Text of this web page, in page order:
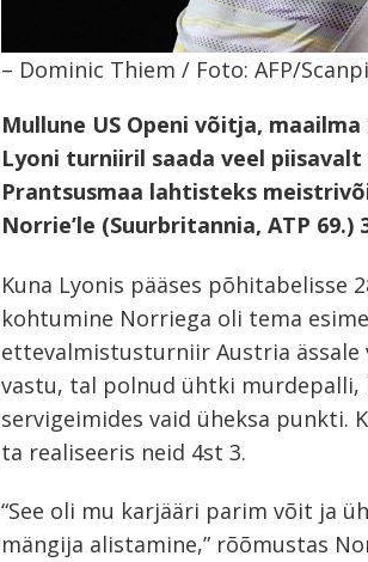
– Dominic Thiem / Foto: AFP/
Mullune US Openi võitja,
Lyoni turniiril saada veel
Prantsusmaa lahtisteks
Norrie’le (Suurbritannia, ATP 69.)
Kuna Lyonis pääses põhitabelisse
kohtumine Norriega oli tema
ettevalmistusturniir Austria ässale
vastu, tal polnud ühtki
servigeimides vaid üheksa punkti.
ta realiseeris neid 4st 3.
“See oli mu karjääri parim võit ja
mängija alistamine,” rõõmustas